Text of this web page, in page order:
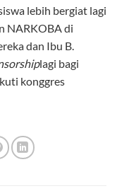
lebih bergiat lagi
NARKOBA di
dan Ibu B.
lagi bagi
konggres